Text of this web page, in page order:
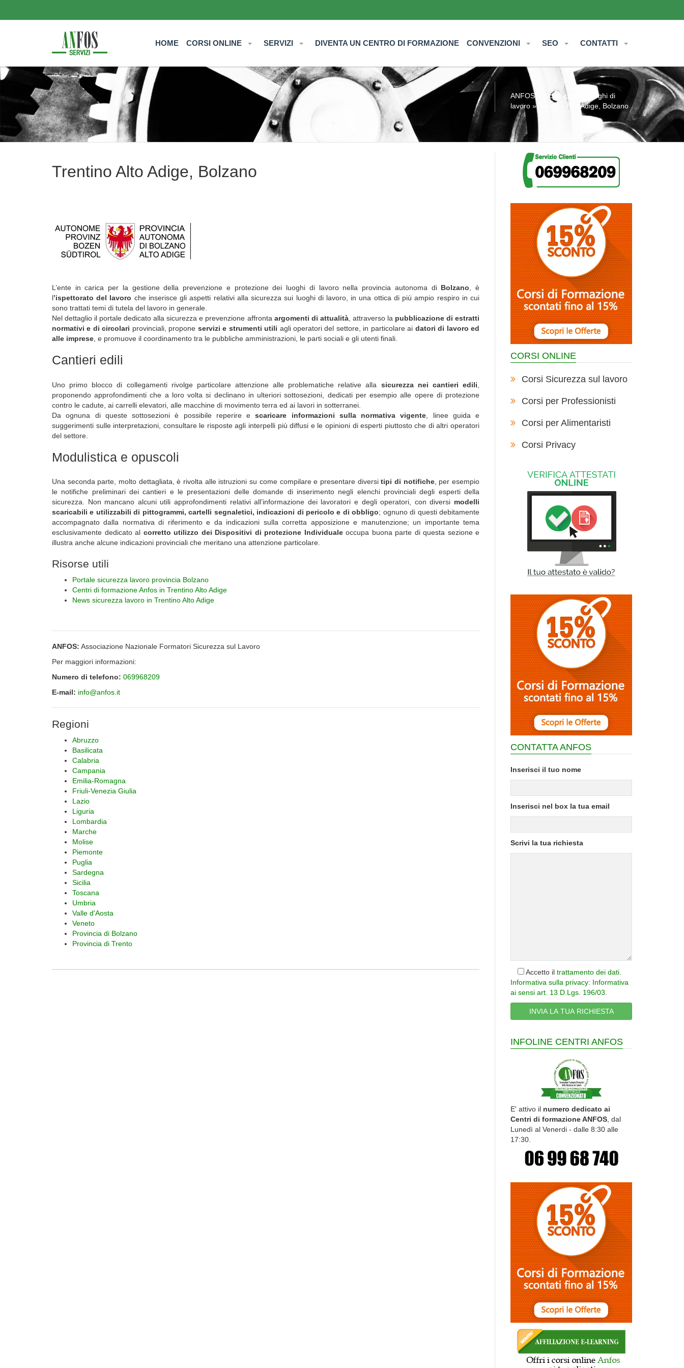
HOME CORSI ONLINE SERVIZI DIVENTA UN CENTRO DI FORMAZIONE CONVENZIONI SEO CONTATTI
ANFOS»
Sicurezza nei luoghi di
lavoro » Trentino Alto Adige, Bolzano
Trentino Alto Adige, Bolzano
L’ente in carica per la gestione della prevenzione e protezione dei luoghi di lavoro nella provincia autonoma di Bolzano , è
l’ispettorato del lavoro che inserisce gli aspetti relativi alla sicurezza sui luoghi di lavoro, in una ottica di più ampio respiro in cui
sono trattati temi di tutela del lavoro in generale.
Nel dettaglio il portale dedicato alla sicurezza e prevenzione affronta argomenti di attualità, attraverso la pubblicazione di estratti
normativi e di circolari provinciali, propone servizi e strumenti utili agli operatori del settore, in particolare ai datori di lavoro ed
alle imprese , e promuove il coordinamento tra le pubbliche amministrazioni, le parti sociali e gli utenti finali.
Cantieri edili
Uno primo blocco di collegamenti rivolge particolare attenzione alle problematiche relative alla sicurezza nei cantieri edili
proponendo approfondimenti che a loro volta si declinano in ulteriori sottosezioni, dedicati per esempio alle opere di protezione
contro le cadute, ai carrelli elevatori, alle macchine di movimento terra ed ai lavori in sotterranei.
Da ognuna di queste sottosezioni è possibile reperire e scaricare informazioni sulla normativa vigente , linee guida e
suggerimenti sulle interpretazioni, consultare le risposte agli interpelli più diffusi e le opinioni di esperti piuttosto che di altri operatori
del settore.
Modulistica e opuscoli
Una seconda parte, molto dettagliata, è rivolta alle istruzioni su come compilare e presentare diversitipi di notifiche, per esempio
le notifiche preliminari dei cantieri e le presentazioni delle domande di inserimento negli elenchi provinciali degli esperti della
sicurezza. Non mancano alcuni utili approfondimenti relativi all’informazione dei lavoratori e degli operatori, con diversi modelli
scaricabili e utilizzabili di pittogrammi, cartelli segnaletici, indicazioni di pericolo e di obbligo; ognuno di questi debitamente
accompagnato dalla normativa di riferimento e da indicazioni sulla corretta apposizione e manutenzione; un importante tema
esclusivamente dedicato al corretto utilizzo dei Dispositivi di protezione Individualeoccupa buona parte di questa sezione e
illustra anche alcune indicazioni provinciali che meritano una attenzione particolare.
Risorse utili
Portale sicurezza lavoro provincia Bolzano
Centri di formazione Anfos in Trentino Alto Adige
News sicurezza lavoro in Trentino Alto Adige
ANFOS: Associazione Nazionale Formatori Sicurezza sul Lavoro
Per maggiori informazioni:
Numero di telefono: 069968209
E-mail: info@anfos.it
Regioni
Abruzzo
Basilicata
Calabria
Campania
Emilia-Romagna
Friuli-Venezia Giulia
Lazio
Liguria
Lombardia
Marche
Molise
Piemonte
Puglia
Sardegna
Sicilia
Toscana
Umbria
Valle d'Aosta
Veneto
Provincia di Bolzano
Provincia di Trento
CORSI ONLINE
Corsi Sicurezza sul lavoro
Corsi per Professionisti
Corsi per Alimentaristi
Corsi Privacy
CONTATTA ANFOS
Inserisci il tuo nome
Inserisci nel box la tua email
Scrivi la tua richiesta
Accetto il trattamento dei dati
Informativa sulla privacy: Informativa
ai sensi art. 13 D.Lgs. 196/03
INFOLINE CENTRI ANFOS
E' attivo il numero dedicato ai
Centri di formazione ANFOS , dal
Lunedì al Venerdi - dalle 8:30 alle
17:30.